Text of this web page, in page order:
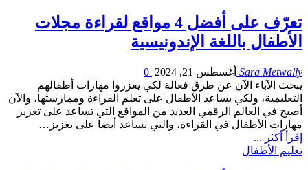
تعرّف على أفضل 4 مواقع لقراءة مجلات
الأطفال باللغة الإندونيسية
Sara Metwally أغسطس 21, 2024
يبحث الآباء الآن عن طرق فعالة لكي يعززوا مهارات أطفالهم
التعليمية، ولكي يساعد الأطفال على تعلم القراءة وممارستها، والآن
أصبح في العالم الرقمي العديد من المواقع التي تساعد على تعزيز
مهارات الأطفال في القراءة، والتي تساعد أيضا على تعزيز…
إقرأ أكثر ...
تعليم الأطفال